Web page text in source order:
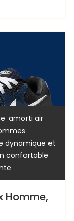
amorti air
dynamique et
confortable
Homme,